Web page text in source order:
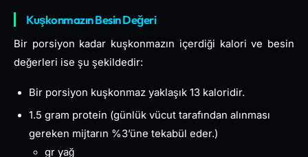
Kuşkonmazın Besin Değeri
Bir porsiyon kadar kuşkonmazın içerdiği kalori ve besin
değerleri ise şu şekildedir:
Bir porsiyon kuşkonmaz yaklaşık 13 kaloridir.
1.5 gram protein (günlük vücut tarafından alınması
gereken mijtarın %3’üne tekabül eder.)
gr yağ